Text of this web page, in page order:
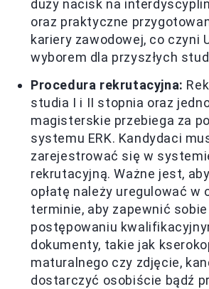
duży nacisk na
oraz praktyczne
kariery zawodowej, co czyni
wyborem dla przyszłych
Procedura rekrutacyjna:
studia I i II stopnia oraz
magisterskie przebiega za
systemu ERK. Kandydaci
zarejestrować się w
rekrutacyjną. Ważne jest,
opłatę należy uregulować w
terminie, aby zapewnić sobie
postępowaniu
dokumenty, takie jak
maturalnego czy zdjęcie,
dostarczyć osobiście bądź